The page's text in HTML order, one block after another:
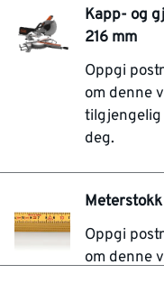
Kapp- og
216 mm
Oppgi
om denne
deg.
Oppgi
om denne